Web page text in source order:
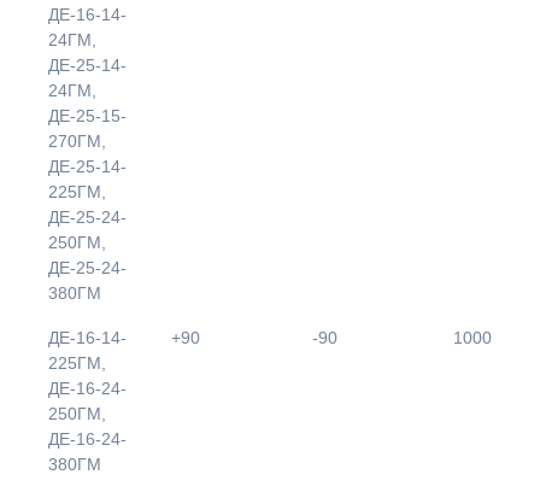
ДЕ-16-14-
24ГМ,
ДЕ-25-14-
24ГМ,
ДЕ-25-15-
270ГМ,
ДЕ-25-14-
225ГМ,
ДЕ-25-24-
250ГМ,
ДЕ-25-24-
380ГМ
ДЕ-16-14-
225ГМ,
ДЕ-16-24-
250ГМ,
ДЕ-16-24-
380ГМ
+90 -90 1000